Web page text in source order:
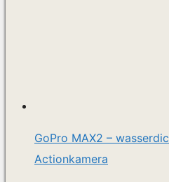
GoPro MAX2 –
Actionkamera